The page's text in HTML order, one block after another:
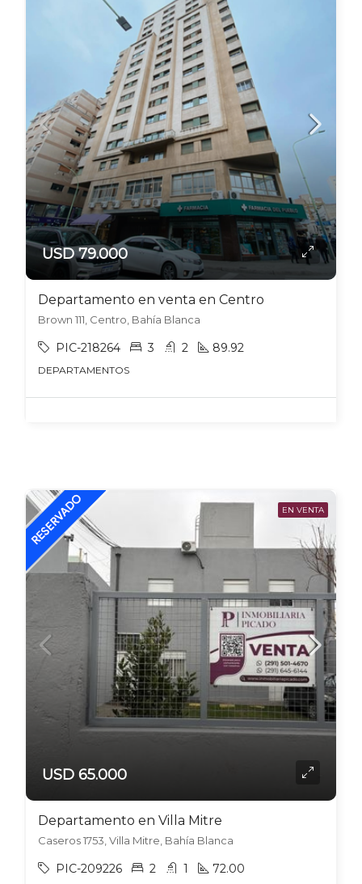
USD 79.000
Departamento en venta en Centro
Brown 111, Centro, Bahía Blanca
PIC-218264 3 2 89.92
DEPARTAMENTOS
EN VENTA
USD 65.000
Departamento en Villa Mitre
Caseros 1753, Villa Mitre, Bahía Blanca
PIC-209226 2 1 72.00